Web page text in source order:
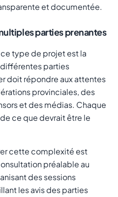
et documentée.
parties prenantes
type de projet est la
parties
doit répondre aux attentes
provinciales, des
et des médias. Chaque
ce que devrait être le
cette complexité est
préalable au
des sessions
les avis des parties